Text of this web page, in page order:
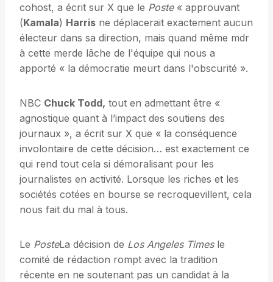
cohost, a écrit sur X que le Poste« approuvant
(Kamala) Harris ne déplacerait exactement aucun
électeur dans sa direction, mais quand même mdr
à cette merde lâche de l'équipe qui nous a
apporté « la démocratie meurt dans l'obscurité ».
NBC Chuck Todd, tout en admettant être «
agnostique quant à l’impact des soutiens des
journaux », a écrit sur X que « la conséquence
involontaire de cette décision… est exactement ce
qui rend tout cela si démoralisant pour les
journalistes en activité. Lorsque les riches et les
sociétés cotées en bourse se recroquevillent, cela
nous fait du mal à tous.
Le PosteLa décision de Los Angeles Timesle
comité de rédaction rompt avec la tradition
récente en ne soutenant pas un candidat à la